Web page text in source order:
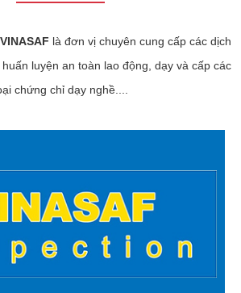
VINASAF là đơn vị chuyên cung cấp các dịch
luyện an toàn lao động, dạy và cấp các
chứng chỉ dạy nghề....